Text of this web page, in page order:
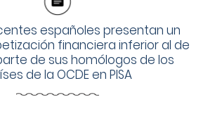
españoles presentan un
financiera inferior al de
de sus homólogos de los
de la OCDE en PISA